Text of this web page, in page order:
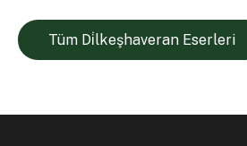
Tüm Di̇lkeşhaveran Eserleri